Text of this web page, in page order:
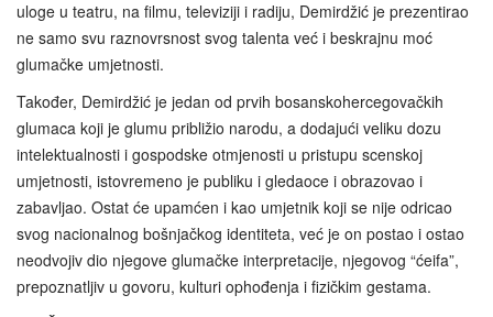
uloge u teatru, na filmu, televiziji i radiju, Demirdžić je prezentirao
ne samo svu raznovrsnost svog talenta već i beskrajnu moć
glumačke umjetnosti.
Također, Demirdžić je jedan od prvih bosanskohercegovačkih
glumaca koji je glumu približio narodu, a dodajući veliku dozu
intelektualnosti i gospodske otmjenosti u pristupu scenskoj
umjetnosti, istovremeno je publiku i gledaoce i obrazovao i
zabavljao. Ostat će upamćen i kao umjetnik koji se nije odricao
svog nacionalnog bošnjačkog identiteta, već je on postao i ostao
neodvojiv dio njegove glumačke interpretacije, njegovog “ćeifa”,
prepoznatljiv u govoru, kulturi ophođenja i fizičkim gestama.